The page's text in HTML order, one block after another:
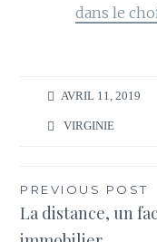
AVRIL 11, 2019
VIRGINIE
Navigation
de
PREVIOUS POST
La distance, un